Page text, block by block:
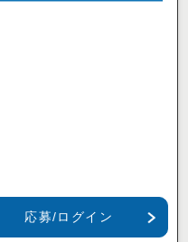
応募/ログイン